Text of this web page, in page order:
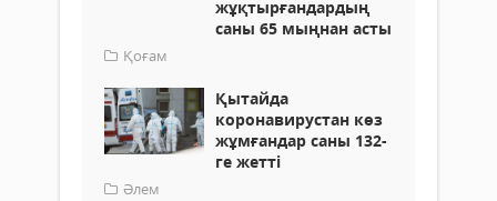
жұқтырғандардың
саны 65 мыңнан асты
Қоғам
Қытайда
коронавирустан көз
жұмғандар саны 132-
ге жетті
Әлем